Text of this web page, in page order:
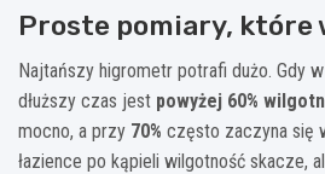
Proste pomiary, które
Najtańszy higrometr potrafi dużo. Gdy
dłuższy czas jest powyżej 60%
mocno, a przy 70% często zaczyna się
łazience po kąpieli wilgotność skacze,